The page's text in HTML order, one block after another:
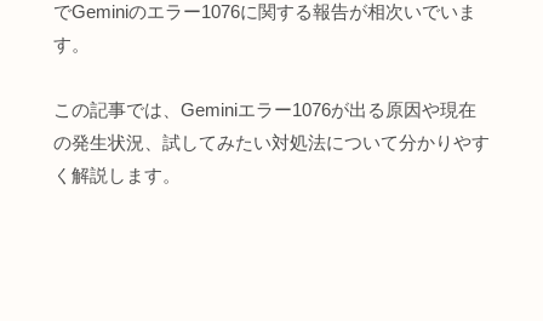
でGeminiのエラー1076に関する報告が相次いでいま
す。
この記事では、Geminiエラー1076が出る原因や現在
の発生状況、試してみたい対処法について分かりやす
く解説します。